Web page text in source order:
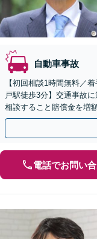
自動車事故
【初回相談1時間無料／
戸駅徒歩3分】交通事故
相談すること賠償金を増
シュミレーションも可能
電話でお問い